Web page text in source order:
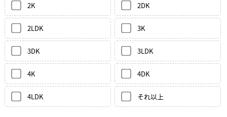
2K 2DK
2LDK 3K
3DK 3LDK
4K 4DK
4LDK それ以上